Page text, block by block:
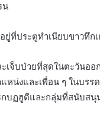
น
ที่ประตูทำเนียบขาวทึก
เจ็บป่วยที่สุดในตะวันอ
หน่งและเพื่อน ๆ ในบร
บฏฮูตีและกลุ่มที่สนับสนุ